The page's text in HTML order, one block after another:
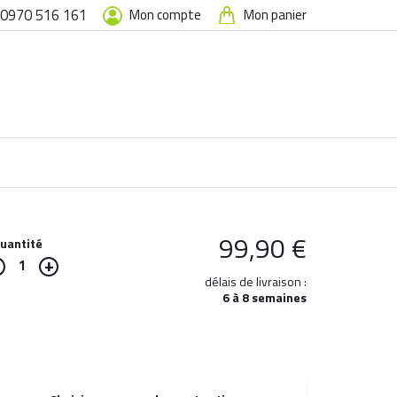
516 161 Mon compte Mon panier
1 99,90€
délais de livraison :
6 à 8 semaines